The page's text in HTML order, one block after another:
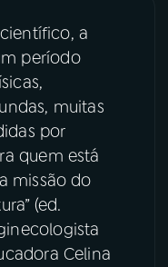
a
período
muitas
por
quem está
missão do
(ed.
Celina